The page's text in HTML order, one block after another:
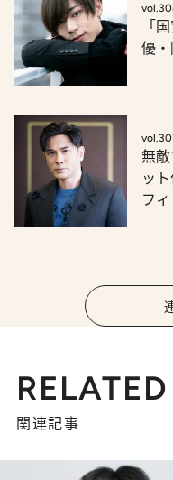
「
優
無
ッ
フ
関連記事